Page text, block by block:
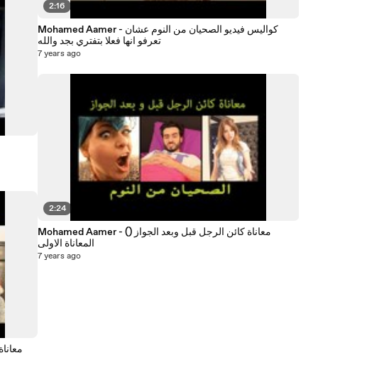
2:16
Mohamed Aamer - كواليس فيديو الصحيان من النوم عشان
تعرفو انها فعلا بتفتري بجد والله
7 years ago
2:24
Mohamed Aamer - (معاناة كائن الرجل قبل وبعد الجواز (
المعاناة الاولى
7 years ago